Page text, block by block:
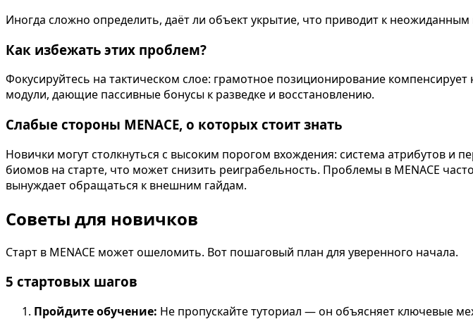
Иногда сложно определить, даёт ли объект укрытие, что приводит к
Как избежать этих проблем?
Фокусируйтесь на тактическом слое: грамотное позиционирование
модули, дающие пассивные бонусы к разведке и восстановлению.
Слабые стороны MENACE, о которых стоит знать
Новички могут столкнуться с высоким порогом вхождения: система атрибутов и
биомов на старте, что может снизить реиграбельность. Проблемы в MENACE
вынуждает обращаться к внешним гайдам.
Советы для новичков
Старт в MENACE может ошеломить. Вот пошаговый план для уверенного начала.
5 стартовых шагов
Пройдите обучение: Не пропускайте туториал — он объясняет ключевые